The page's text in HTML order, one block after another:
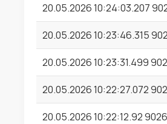
20.05.2026 10:24:03.207
20.05.2026 10:23:46.315
20.05.2026 10:23:31.499
20.05.2026 10:22:27.072
20.05.2026 10:22:12.92